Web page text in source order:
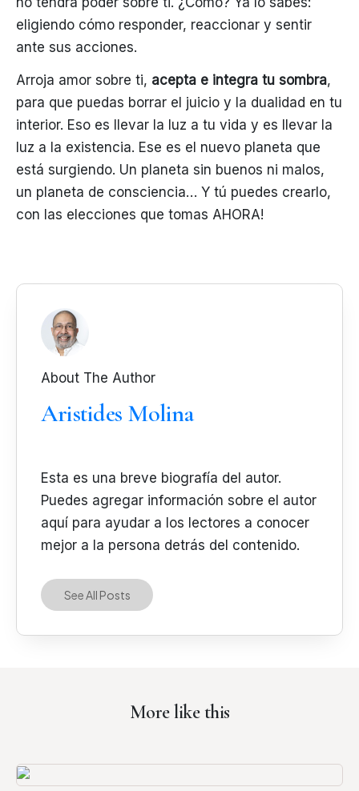
eligiendo cómo responder, reaccionar y sentir
ante sus acciones.
Arroja amor sobre ti, acepta e integra tu sombra,
para que puedas borrar el juicio y la dualidad en tu
interior. Eso es llevar la luz a tu vida y es llevar la
luz a la existencia. Ese es el nuevo planeta que
está surgiendo. Un planeta sin buenos ni malos,
un planeta de consciencia… Y tú puedes crearlo,
con las elecciones que tomas AHORA!
About The Author
Aristides Molina
Esta es una breve biografía del autor.
Puedes agregar información sobre el autor
aquí para ayudar a los lectores a conocer
mejor a la persona detrás del contenido.
See All Posts
More like this